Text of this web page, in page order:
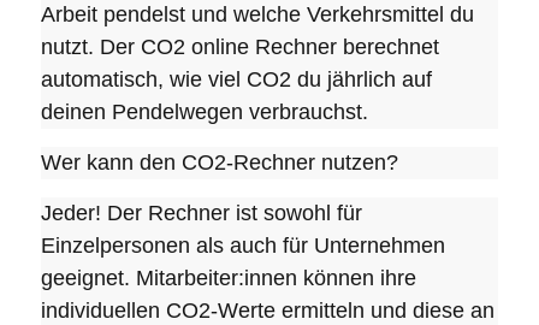
Arbeit pendelst und welche Verkehrsmittel du
nutzt. Der CO2 online Rechner berechnet
automatisch, wie viel CO2 du jährlich auf
deinen Pendelwegen verbrauchst.
Wer kann den CO2-Rechner nutzen?
Jeder! Der Rechner ist sowohl für
Einzelpersonen als auch für Unternehmen
geeignet. Mitarbeiter:innen können ihre
individuellen CO2-Werte ermitteln und diese an